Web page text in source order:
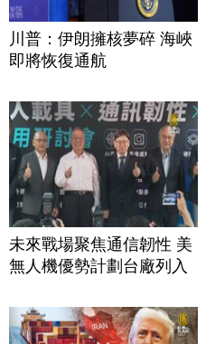
川普：伊朗擁核夢碎 海峽
即將恢復通航
未來戰場聚焦通信韌性 美
無人機優勢計劃台廠列入